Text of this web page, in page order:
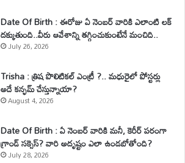
Date Of Birth : ఈరోజు ఏ నెంబర్ వారికి ఎలాంటి లక్
దక్కుతుంది..వీరు ఆవేశాన్ని తగ్గించుకుంటేనే మంచిది..
July 26, 2026
Trisha : త్రిష పొలిటికల్ ఎంట్రీ ?.. మధురైలో పోస్టర్లు
అదే కన్ఫమ్ చేస్తున్నాయా?
August 4, 2026
Date Of Birth : ఏ నెంబర్ వారికి మనీ, కెరీర్ పరంగా
గ్రాండ్ సక్సెస్? వారి అదృష్టం ఎలా ఉండబోతోంది?
July 28, 2026